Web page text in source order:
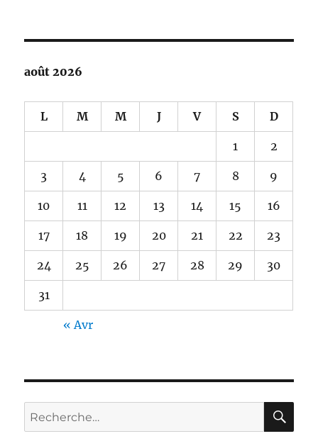
août 2026
L M M J V S D
1 2
3 4 5 6 7 8 9
10 11 12 13 14 15 16
17 18 19 20 21 22 23
24 25 26 27 28 29 30
31
« Avr
Recherche
pour :